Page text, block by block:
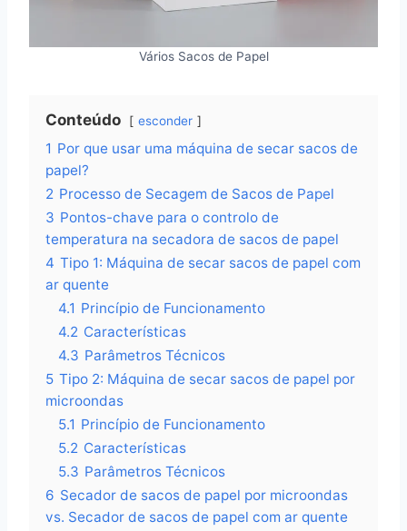
Vários Sacos de Papel
Conteúdo esconder
1 Por que usar uma máquina de secar sacos de
papel?
2 Processo de Secagem de Sacos de Papel
3 Pontos-chave para o controlo de
temperatura na secadora de sacos de papel
4 Tipo 1: Máquina de secar sacos de papel com
ar quente
4.1 Princípio de Funcionamento
4.2 Características
4.3 Parâmetros Técnicos
5 Tipo 2: Máquina de secar sacos de papel por
microondas
5.1 Princípio de Funcionamento
5.2 Características
5.3 Parâmetros Técnicos
6 Secador de sacos de papel por microondas
vs. Secador de sacos de papel com ar quente